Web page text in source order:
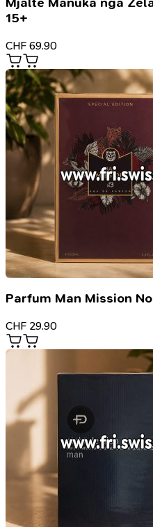
15+
CHF 69.90
Parfum Man Mission
CHF 29.90